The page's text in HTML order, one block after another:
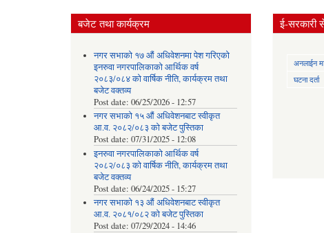
बजेट तथा कार्यक्रम
नगर सभाको १७ औं अधिवेशनमा पेश गरिएको
इनरुवा नगरपालिकाको आर्थिक वर्ष
२०८३/०८४ को वार्षिक नीति, कार्यक्रम तथा
बजेट वक्तव्य
Post date: 06/25/2026 - 12:57
नगर सभाको १५ औं अधिवेशनबाट स्वीकृत
आ.व. २०८२/०८३ को बजेट पुस्तिका
Post date: 07/31/2025 - 12:08
इनरुवा नगरपालिकाको आर्थिक वर्ष
२०८२/०८३ को वार्षिक नीति, कार्यक्रम तथा
बजेट वक्तव्य
Post date: 06/24/2025 - 15:27
नगर सभाको १३ औं अधिवेशनबाट स्वीकृत
आ.व. २०८१/०८२ को बजेट पुस्तिका
Post date: 07/29/2024 - 14:46
ई-सरकारी
अनलाईन
घटना दर्ता